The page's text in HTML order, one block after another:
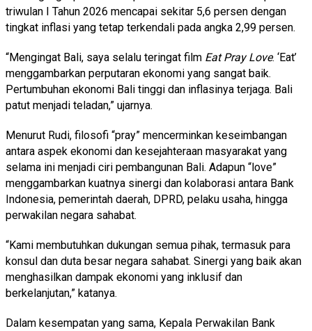
triwulan I Tahun 2026 mencapai sekitar 5,6 persen dengan
tingkat inflasi yang tetap terkendali pada angka 2,99 persen.
“Mengingat Bali, saya selalu teringat film Eat Pray Love. ‘Eat’
menggambarkan perputaran ekonomi yang sangat baik.
Pertumbuhan ekonomi Bali tinggi dan inflasinya terjaga. Bali
patut menjadi teladan,” ujarnya.
Menurut Rudi, filosofi “pray” mencerminkan keseimbangan
antara aspek ekonomi dan kesejahteraan masyarakat yang
selama ini menjadi ciri pembangunan Bali. Adapun “love”
menggambarkan kuatnya sinergi dan kolaborasi antara Bank
Indonesia, pemerintah daerah, DPRD, pelaku usaha, hingga
perwakilan negara sahabat.
“Kami membutuhkan dukungan semua pihak, termasuk para
konsul dan duta besar negara sahabat. Sinergi yang baik akan
menghasilkan dampak ekonomi yang inklusif dan
berkelanjutan,” katanya.
Dalam kesempatan yang sama, Kepala Perwakilan Bank